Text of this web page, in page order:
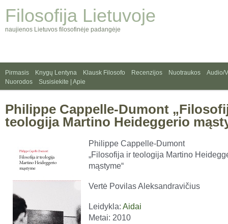
Filosofija Lietuvoje
naujienos Lietuvos filosofinėje padangėje
Pirmasis Knygų Lentyna Klausk Filosofo Recenzijos Nuotraukos
Audio/
Nuorodos
Susisiekite | Apie
Philippe Cappelle-Dumont
teologija Martino Heideggerio
Philippe Cappelle-Dumont
„Filosofija ir teologija Martino
mąstyme“
Vertė Povilas Aleksandravičius
Leidykla: Aidai
Metai: 2010